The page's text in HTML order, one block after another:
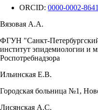
ORCID: 0000-0002-
Вязовая А.А.
ФГУН "Санкт-Петербургский
институт эпидемиологии и
Роспотребнадзора
Ильинская Е.В.
Городская больница №1,
Лисянская А.С.